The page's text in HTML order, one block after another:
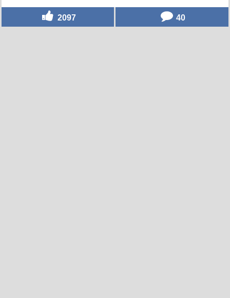
2097 40